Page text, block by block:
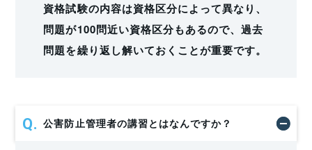
資格試験の内容は資格区分によって異なり、
問題が100問近い資格区分もあるので、過去
問題を繰り返し解いておくことが重要です。
公害防止管理者の講習とはなんですか？